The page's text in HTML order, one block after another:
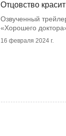
Отцовство
Озвученный
«Хорошего
16 февраля 2024 г.